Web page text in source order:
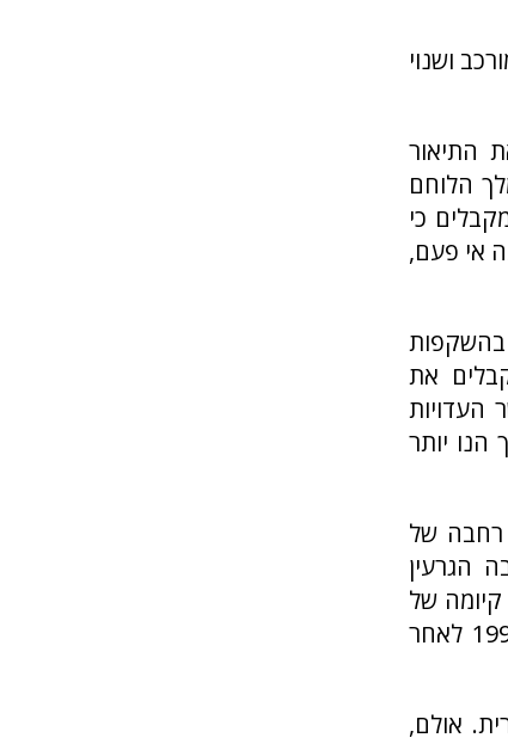
כל כך מורכב ושנוי
התיאור
כמלך הלוחם
כי
אי פעם,
בהשקפות
את
העדויות
הנו יותר
רחבה של
הגרעין
של
ממלכה כלשהי הראויה לציון. השקפה זו השתנתה משמעותית בשנת 1993 לאחר
אולם,